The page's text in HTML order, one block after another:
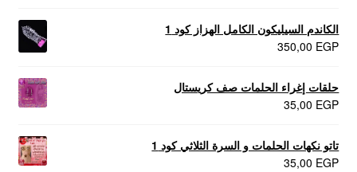
الكاندم السيليكون الكامل الهزاز كود 1
350,00 EGP
حلقات إغراء الحلمات صف كريستال
35,00 EGP
تاتو نكهات الحلمات و السرة الثلاثي كود 1
35,00 EGP